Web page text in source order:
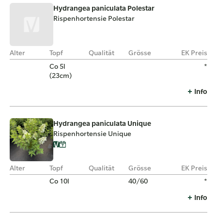
Hydrangea paniculata Polestar
Rispenhortensie Polestar
Alter Topf Qualität Grösse
EK Preis
Co 5l
(23cm)
*
Info
Hydrangea paniculata Unique
Rispenhortensie Unique
Alter Topf Qualität Grösse
EK Preis
Co 10l
40/60 *
Info